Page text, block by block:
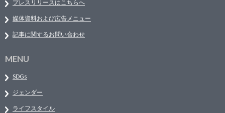
プレスリリースはこちらへ
媒体資料および広告メニュー
記事に関するお問い合わせ
MENU
SDGs
ジェンダー
ライフスタイル